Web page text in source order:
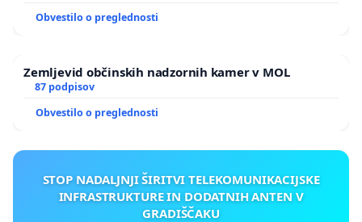
Obvestilo o preglednosti
Zemljevid občinskih nadzornih kamer v MOL
87 podpisov
Obvestilo o preglednosti
STOP NADALJNJI ŠIRITVI TELEKOMUNIKACIJSKE
INFRASTRUKTURE IN DODATNIH ANTEN V
GRADIŠČAKU